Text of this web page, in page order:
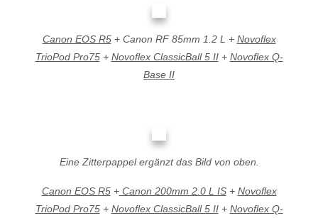
Canon EOS R5+ Canon RF 85mm 1.2 L + Novoflex
TrioPod Pro75+ Novoflex ClassicBall 5 II+ Novoflex Q-
Base II
Eine Zitterpappel ergänzt das Bild von oben.
Canon EOS R5+Canon 200mm 2.0 L IS+ Novoflex
TrioPod Pro75+ Novoflex ClassicBall 5 II+ Novoflex Q-